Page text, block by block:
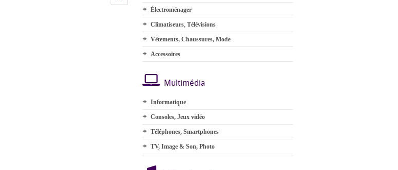
Électroménager
Climatiseurs, Télévisions
Vêtements, Chaussures, Mode
Accessoires
Multimédia
Informatique
Consoles, Jeux vidéo
Téléphones, Smartphones
TV, Image & Son, Photo